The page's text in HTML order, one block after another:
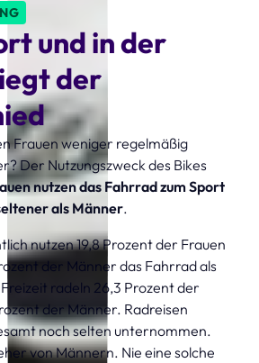
und in der
der
Frauen weniger regelmäßig
Der Nutzungszweck des Bikes
nutzen das Fahrrad zum Sport
als Männer.
nutzen 19,8 Prozent der Frauen
der Männer das Fahrrad als
radeln 26,3 Prozent der
der Männer. Radreisen
noch selten unternommen.
von Männern. Nie eine solche